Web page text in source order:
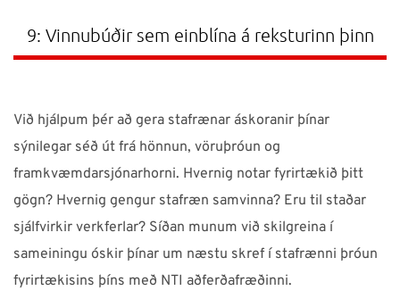
9: Vinnubúðir sem einblína á reksturinn þinn
Við hjálpum þér að gera stafrænar áskoranir þínar
sýnilegar séð út frá hönnun, vöruþróun og
framkvæmdarsjónarhorni. Hvernig notar fyrirtækið þitt
gögn? Hvernig gengur stafræn samvinna? Eru til staðar
sjálfvirkir verkferlar? Síðan munum við skilgreina í
sameiningu óskir þínar um næstu skref í stafrænni þróun
fyrirtækisins þíns með NTI aðferðafræðinni.